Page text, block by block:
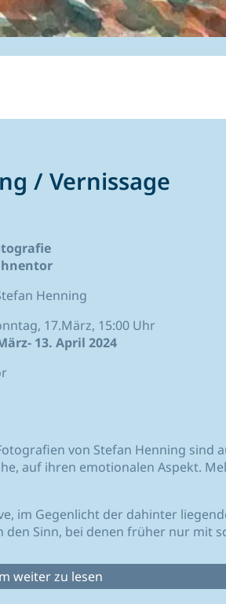
/ Vernissage
Henning
17.März, 15:00 Uhr
13. April 2024
von Stefan Henning sind
auf ihren emotionalen Aspekt.
im Gegenlicht der dahinter
den Sinn, bei denen früher nur mit
weiter zu lesen